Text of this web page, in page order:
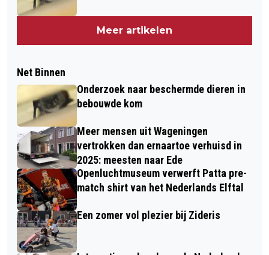
Meer artikelen
Net Binnen
Onderzoek naar beschermde dieren in
bebouwde kom
Meer mensen uit Wageningen
vertrokken dan ernaartoe verhuisd in
2025: meesten naar Ede
Openluchtmuseum verwerft Patta pre-
match shirt van het Nederlands Elftal
Een zomer vol plezier bij Zideris